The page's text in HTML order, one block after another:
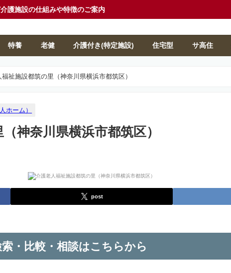
護施設の仕組みや特徴のご案内
特養 老健 介護付き(特定施設) 住宅型 サ高住
祉施設都筑の里（神奈川県横浜市都筑区）
ホーム）
神奈川県横浜市都筑区）
post
・比較・相談はこちらから